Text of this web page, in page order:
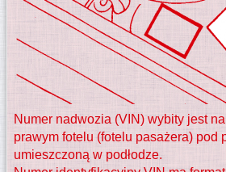
Numer nadwozia (VIN) wybity jest
prawym fotelu (fotelu pasażera) pod
umieszczoną w podłodze.